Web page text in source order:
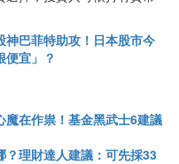
神巴菲特助攻！日本股市今
便宜」？
在作祟！基金黑武士6建議
？理財達人建議：可先採33